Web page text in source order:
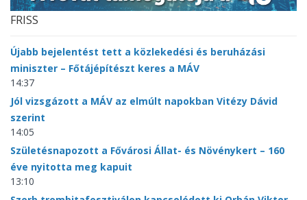
FRISS
Újabb bejelentést tett a közlekedési és beruházási
miniszter – Főtájépítészt keres a MÁV
14:37
Jól vizsgázott a MÁV az elmúlt napokban Vitézy Dávid
szerint
14:05
Születésnapozott a Fővárosi Állat- és Növénykert – 160
éve nyitotta meg kapuit
13:10